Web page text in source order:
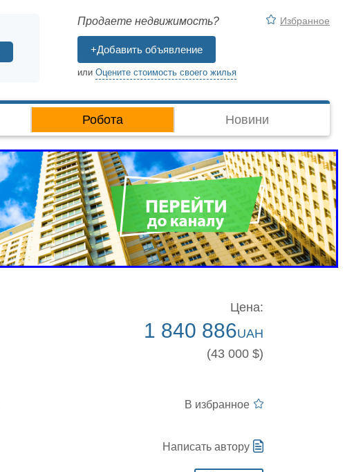
Продаете недвижимость?
+Добавить объявление
или Оцените стоимость своего жилья
Избранное
Робота Новини
Цена:
1 840 886UAH
(43 000 $)
В избранное
Написать автору